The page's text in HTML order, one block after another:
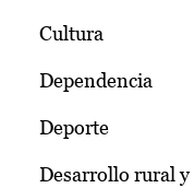
Cultura
Dependencia
Deporte
Desarrollo rural y